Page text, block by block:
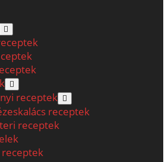
open
menu
open
menureceptek
open
menu
receptek
receptek